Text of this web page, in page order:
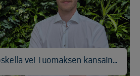
Kesätyö Kuusakoskella vei Tuomaksen kansainvälisen logistiikan pariin